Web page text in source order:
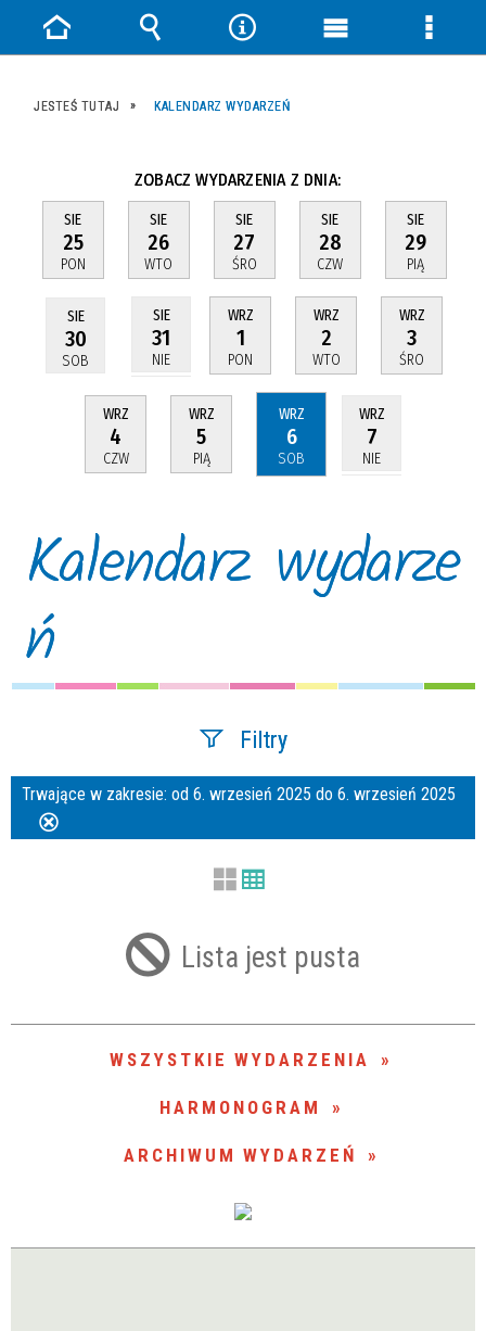
JESTEŚ TUTAJ KALENDARZ WYDARZEŃ
ZOBACZ WYDARZENIA Z DNIA:
SIE
25
PON
SIE
26
WTO
SIE
27
ŚRO
SIE
28
CZW
SIE
29
PIĄ
SIE
30
SOB
SIE
31
NIE
WRZ
1
PON
WRZ
2
WTO
WRZ
3
ŚRO
WRZ
4
CZW
WRZ
5
PIĄ
WRZ
6
SOB
WRZ
7
NIE
Kalendarz wydarze
ń
Filtry
Szukana fraza
Trwające w zakresie
—
Trwające w zakresie: od 6. wrzesień 2025 do 6. wrzesień 2025
Lista jest pusta
WSZYSTKIE WYDARZENIA
HARMONOGRAM
ARCHIWUM WYDARZEŃ
Strona
główna
Wyszukiwarka
NarzędziaMenu
Menu